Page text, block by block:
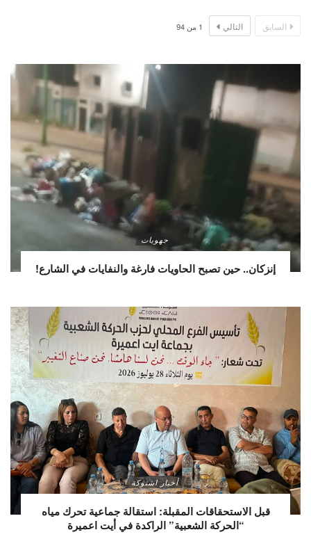
السابق التالي 1 من 94
جهويات
إنزكان.. حين تصبح الحاويات فارغة والنفايات في الشارع!
أخبار اشتوكة
قبل الاستحقاقات المقبلة: استقالة جماعية تحرك مياه
“الحركة الشعبية” الراكدة في أيت اعميرة